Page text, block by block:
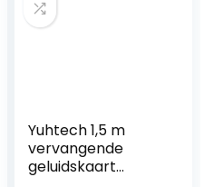
Yuhtech 1,5 m
vervangende
geluidskaart